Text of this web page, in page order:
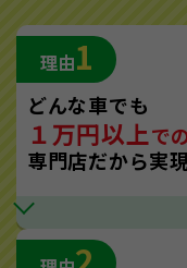
理由1
どんな車でも
１万円以上で
専門店だから実